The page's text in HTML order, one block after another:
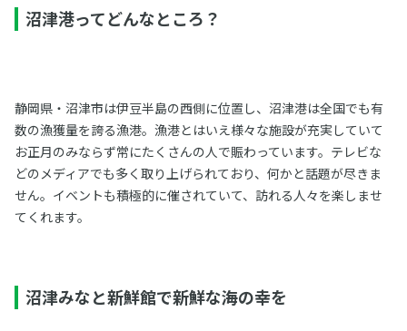
沼津港ってどんなところ？
静岡県・沼津市は伊豆半島の西側に位置し、沼津港は全国でも有
数の漁獲量を誇る漁港。漁港とはいえ様々な施設が充実していて
お正月のみならず常にたくさんの人で賑わっています。テレビな
どのメディアでも多く取り上げられており、何かと話題が尽きま
せん。イベントも積極的に催されていて、訪れる人々を楽しませ
てくれます。
沼津みなと新鮮館で新鮮な海の幸を